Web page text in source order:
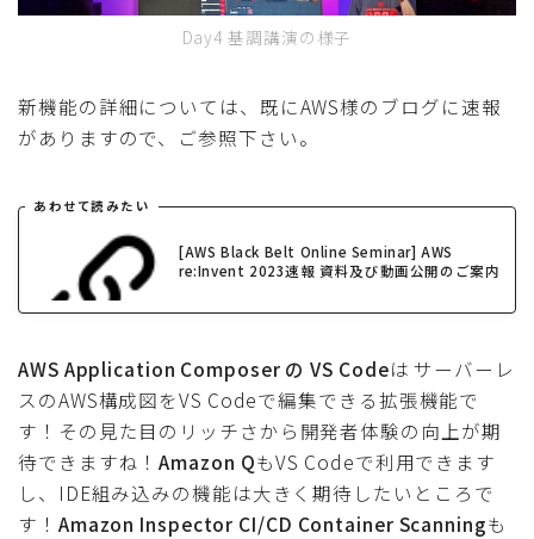
Day4 基調講演の様子
新機能の詳細については、既にAWS様のブログに速報
がありますので、ご参照下さい。
あわせて読みたい
[AWS Black Belt Online Seminar] AWS
re:Invent 2023速報 資料及び動画公開のご案内
AWS Application Composer の VS Codeは サーバーレ
スのAWS構成図をVS Codeで編集できる拡張機能で
す！その見た目のリッチさから開発者体験の向上が期
待できますね！Amazon QもVS Codeで利用できます
し、IDE組み込みの機能は大きく期待したいところで
す！ Amazon Inspector CI/CD Container Scanningも